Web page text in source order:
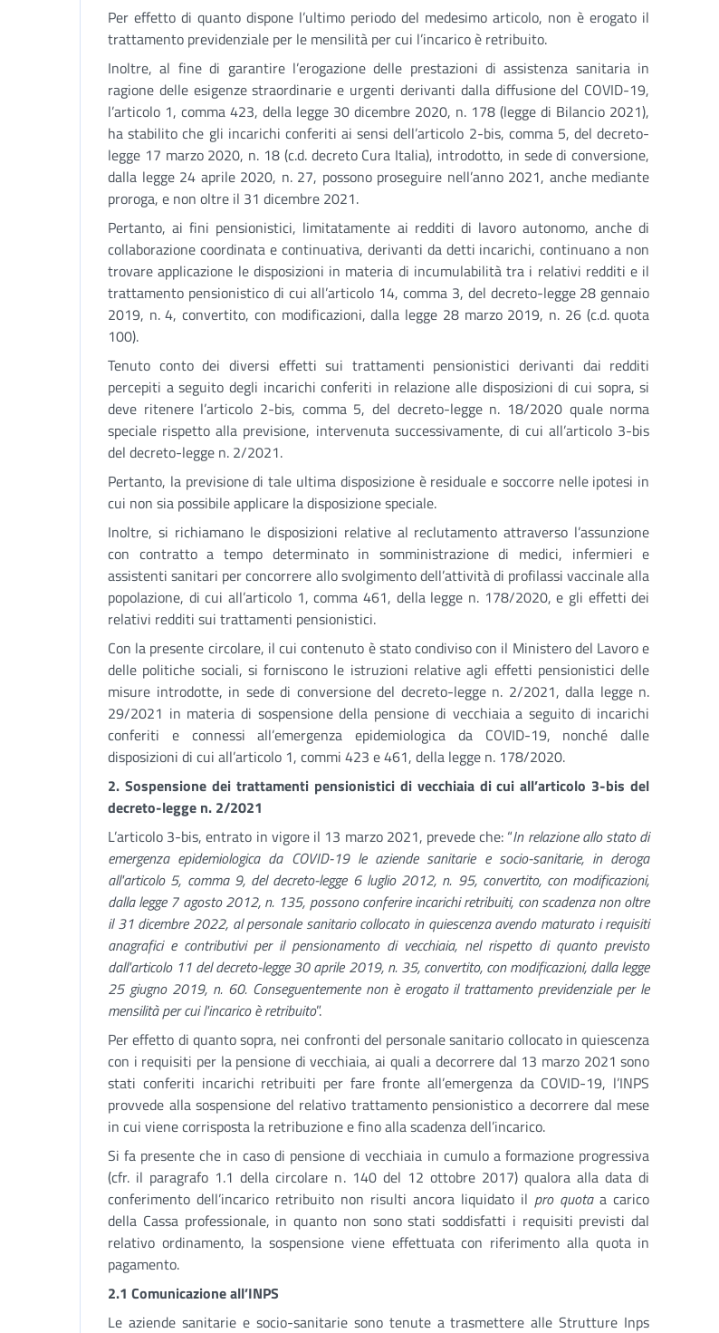
Per effetto di quanto dispone l’ultimo periodo del medesimo articolo, non è erogato il
trattamento previdenziale per le mensilità per cui l’incarico è retribuito.
Inoltre, al fine di garantire l’erogazione delle prestazioni di assistenza sanitaria in
ragione delle esigenze straordinarie e urgenti derivanti dalla diffusione del COVID-19,
l’articolo 1, comma 423, della legge 30 dicembre 2020, n. 178 (legge di Bilancio 2021),
ha stabilito che gli incarichi conferiti ai sensi dell’articolo 2-bis, comma 5, del decreto-
legge 17 marzo 2020, n. 18 (c.d. decreto Cura Italia), introdotto, in sede di conversione,
dalla legge 24 aprile 2020, n. 27, possono proseguire nell’anno 2021, anche mediante
proroga, e non oltre il 31 dicembre 2021.
Pertanto, ai fini pensionistici, limitatamente ai redditi di lavoro autonomo, anche di
collaborazione coordinata e continuativa, derivanti da detti incarichi, continuano a non
trovare applicazione le disposizioni in materia di incumulabilità tra i relativi redditi e il
trattamento pensionistico di cui all’articolo 14, comma 3, del decreto-legge 28 gennaio
2019, n. 4, convertito, con modificazioni, dalla legge 28 marzo 2019, n. 26 (c.d. quota
100).
Tenuto conto dei diversi effetti sui trattamenti pensionistici derivanti dai redditi
percepiti a seguito degli incarichi conferiti in relazione alle disposizioni di cui sopra, si
deve ritenere l’articolo 2-bis, comma 5, del decreto-legge n. 18/2020 quale norma
speciale rispetto alla previsione, intervenuta successivamente, di cui all’articolo 3-bis
del decreto-legge n. 2/2021.
Pertanto, la previsione di tale ultima disposizione è residuale e soccorre nelle ipotesi in
cui non sia possibile applicare la disposizione speciale.
Inoltre, si richiamano le disposizioni relative al reclutamento attraverso l’assunzione
con contratto a tempo determinato in somministrazione di medici, infermieri e
assistenti sanitari per concorrere allo svolgimento dell’attività di profilassi vaccinale alla
popolazione, di cui all’articolo 1, comma 461, della legge n. 178/2020, e gli effetti dei
relativi redditi sui trattamenti pensionistici.
Con la presente circolare, il cui contenuto è stato condiviso con il Ministero del Lavoro e
delle politiche sociali, si forniscono le istruzioni relative agli effetti pensionistici delle
misure introdotte, in sede di conversione del decreto-legge n. 2/2021, dalla legge n.
29/2021 in materia di sospensione della pensione di vecchiaia a seguito di incarichi
conferiti e connessi all’emergenza epidemiologica da COVID-19, nonché dalle
disposizioni di cui all’articolo 1, commi 423 e 461, della legge n. 178/2020.
2. Sospensione dei trattamenti pensionistici di vecchiaia di cui all’articolo 3-bis del
decreto-legge n. 2/2021
L’articolo 3-bis, entrato in vigore il 13 marzo 2021, prevede che: “In relazione allo stato di
emergenza epidemiologica da COVID-19 le aziende sanitarie e socio-sanitarie, in deroga
all'articolo 5, comma 9, del decreto-legge 6 luglio 2012, n. 95, convertito, con modificazioni,
dalla legge 7 agosto 2012, n. 135, possono conferire incarichi retribuiti, con scadenza non oltre
il 31 dicembre 2022, al personale sanitario collocato in quiescenza avendo maturato i requisiti
anagrafici e contributivi per il pensionamento di vecchiaia, nel rispetto di quanto previsto
dall'articolo 11 del decreto-legge 30 aprile 2019, n. 35, convertito, con modificazioni, dalla legge
25 giugno 2019, n. 60. Conseguentemente non è erogato il trattamento previdenziale per le
mensilità per cui l'incarico è retribuito”.
Per effetto di quanto sopra, nei confronti del personale sanitario collocato in quiescenza
con i requisiti per la pensione di vecchiaia, ai quali a decorrere dal 13 marzo 2021 sono
stati conferiti incarichi retribuiti per fare fronte all’emergenza da COVID-19, l’INPS
provvede alla sospensione del relativo trattamento pensionistico a decorrere dal mese
in cui viene corrisposta la retribuzione e fino alla scadenza dell’incarico.
Si fa presente che in caso di pensione di vecchiaia in cumulo a formazione progressiva
(cfr. il paragrafo 1.1 della circolare n. 140 del 12 ottobre 2017) qualora alla data di
conferimento dell’incarico retribuito non risulti ancora liquidato il pro quotaa carico
della Cassa professionale, in quanto non sono stati soddisfatti i requisiti previsti dal
relativo ordinamento, la sospensione viene effettuata con riferimento alla quota in
pagamento.
2.1 Comunicazione all’INPS
Le aziende sanitarie e socio-sanitarie sono tenute a trasmettere alle Strutture Inps